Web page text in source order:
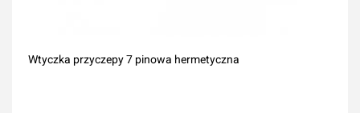
Wtyczka przyczepy 7 pinowa hermetyczna